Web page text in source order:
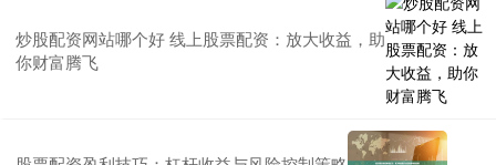
炒股配资网站哪个好 线上股票配资：放大收益，助
你财富腾飞